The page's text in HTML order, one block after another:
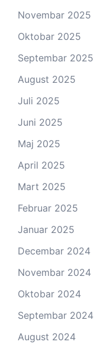
Novembar 2025
Oktobar 2025
Septembar 2025
August 2025
Juli 2025
Juni 2025
Maj 2025
April 2025
Mart 2025
Februar 2025
Januar 2025
Decembar 2024
Novembar 2024
Oktobar 2024
Septembar 2024
August 2024